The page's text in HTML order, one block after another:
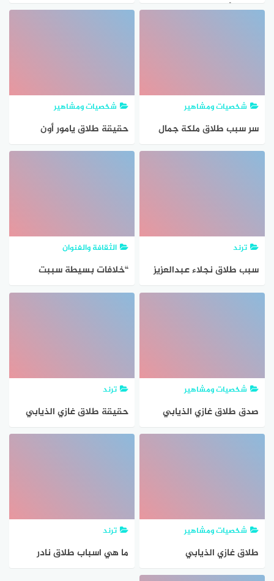
العزيز وأحمد العوضي ..
شخصيات ومشاهير
سر سبب طلاق ملكة جمال
مصر دالا المهندس
شخصيات ومشاهير
حقيقة طلاق يامور أون
الممثلة التركية
ترند
سبب طلاق نجلاء عبدالعزيز
الحقيقي
الثقافة والفنوان
“خلافات بسيطة سببت
طلاق و فضايح” سالي عبد
شخصيات ومشاهير
صدق طلاق غازي الذيابي
تويتر؟
ترند
حقيقة طلاق غازي الذيابي
وغيداء سهيل – تفاصيل
شخصيات ومشاهير
طلاق غازي الذيابي
ترند
ما هي اسباب طلاق نادر